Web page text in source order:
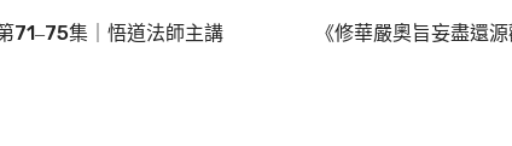
71‒75集｜悟道法師主講
《修華嚴奧旨妄盡還